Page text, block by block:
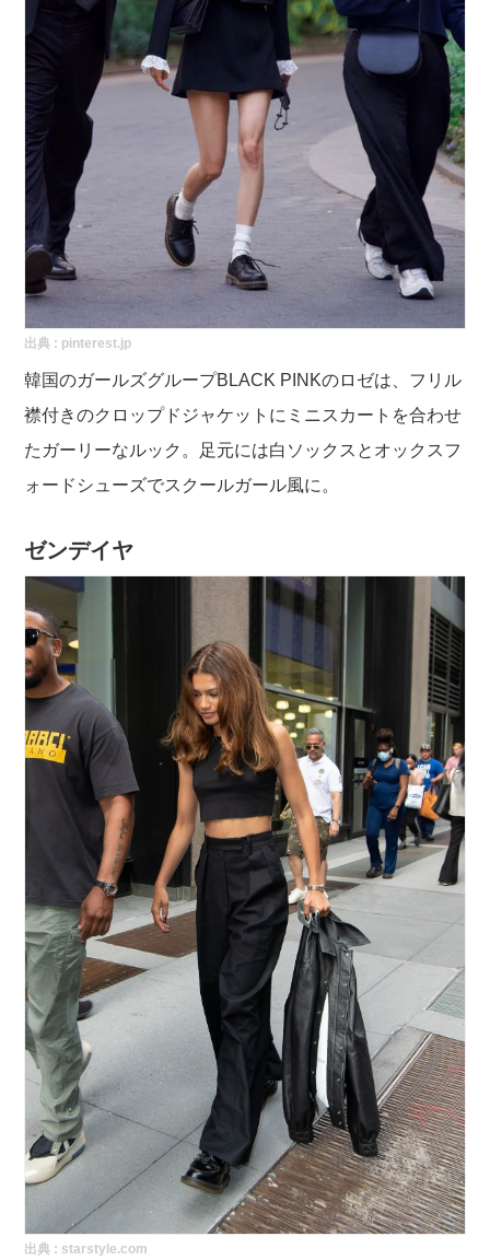
出典 : pinterest.jp
韓国のガールズグループBLACK PINKのロゼは、フリル
襟付きのクロップドジャケットにミニスカートを合わせ
たガーリーなルック。足元には白ソックスとオックスフ
ォードシューズでスクールガール風に。
ゼンデイヤ
出典 : starstyle.com